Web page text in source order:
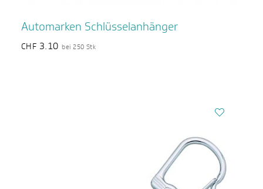
Automarken Schlüsselanhänger
CHF 3.10 bei 250 Stk